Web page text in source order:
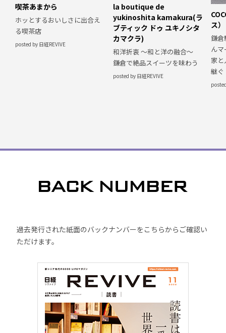
喫茶あまから
ホッとするおいしさに出合え
る喫茶店
posted by 日経REVIVE
la boutique de
yukinoshita kamakura(ラ
ブティック ドゥ ユキノシタ
カマクラ)
和洋折衷 〜和と洋の融合〜
鎌倉で絶品スイーツを味わう
posted by 日経REVIVE
ス）
鎌倉
ん
家と
継ぐ
過去発行された紙面のバックナンバーをこちらからご確認い
ただけます。